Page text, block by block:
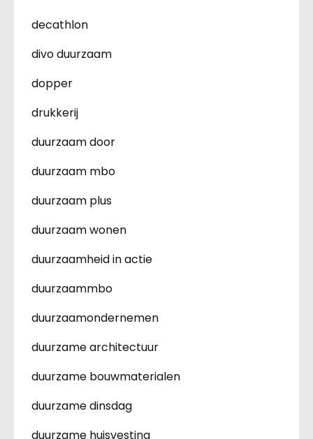
decathlon
divo duurzaam
dopper
drukkerij
duurzaam door
duurzaam mbo
duurzaam plus
duurzaam wonen
duurzaamheid in actie
duurzaammbo
duurzaamondernemen
duurzame architectuur
duurzame bouwmaterialen
duurzame dinsdag
duurzame huisvesting